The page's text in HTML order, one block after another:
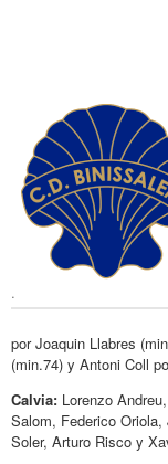
.
por Joaquin Llabres
(min.74) y Antoni Coll
Calvia: Lorenzo
Salom, Federico
Soler, Arturo Risco y